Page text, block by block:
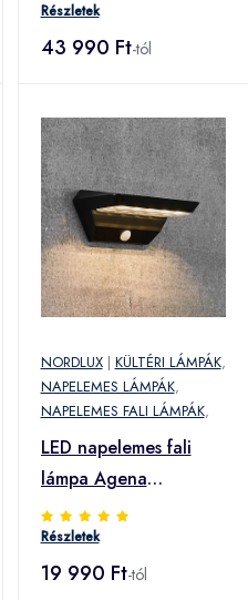
Részletek
43 990 Ft-tól
NORDLUX| KÜLTÉRI LÁMPÁK,
NAPELEMES LÁMPÁK,
NAPELEMES FALI LÁMPÁK,
LED napelemes fali
lámpa Agena
mozgásérzékelővel
Részletek
19 990 Ft-tól